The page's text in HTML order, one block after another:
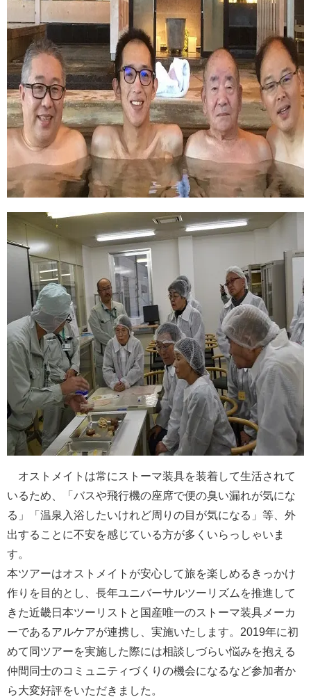
オストメイトは常にストーマ装具を装着して生活されて
いるため、「バスや飛行機の座席で便の臭い漏れが気にな
る」「温泉入浴したいけれど周りの目が気になる」等、外
出することに不安を感じている方が多くいらっしゃいま
す。
本ツアーはオストメイトが安心して旅を楽しめるきっかけ
作りを目的とし、長年ユニバーサルツーリズムを推進して
きた近畿日本ツーリストと国産唯一のストーマ装具メーカ
ーであるアルケアが連携し、実施いたします。2019年に初
めて同ツアーを実施した際には相談しづらい悩みを抱える
仲間同士のコミュニティづくりの機会になるなど参加者か
ら大変好評をいただきました。